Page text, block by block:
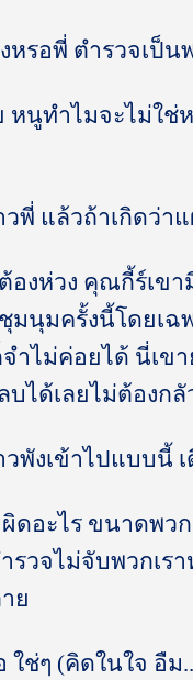
หรอพี่ ตำรวจเป็
หนูทำไมจะไม่ใช่
วพี่ แล้วถ้าเกิดว่า
องห่วง คุณกี้ร์เขา
มนุมครั้งนี้โดยเฉ
ำไม่ค่อยได้ นี่เข
บได้เลยไม่ต้องก
วพังเข้าไปแบบนี้
ผิดอะไร ขนาดพว
รวจไม่จับพวกเร
ย
ใช่ๆ (คิดในใจ อืม